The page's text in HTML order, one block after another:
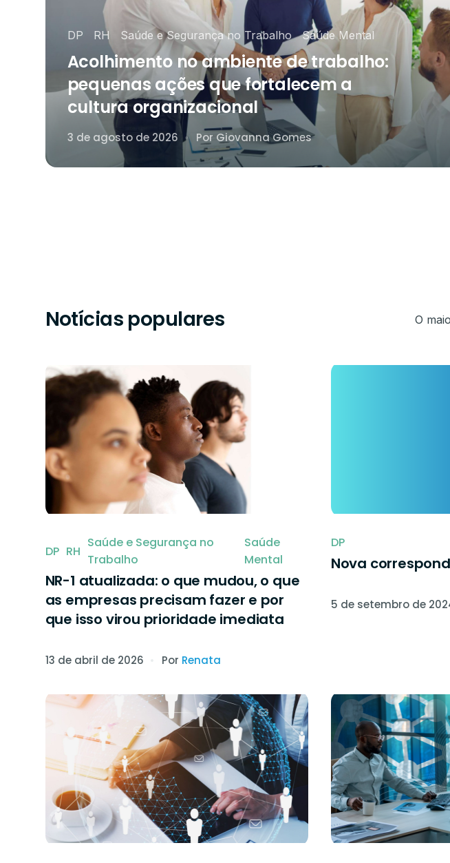
O próprio colaborador pode agendar o seu
exame médico na nossa rede de partners em
todo o Brasil.
DP RH Saúde e Segurança no Trabalho Saúde Mental
Acolhimento no ambiente de trabalho:
pequenas ações que fortalecem a
cultura organizacional
3 de agosto de 2026 Por Giovanna Gomes
Notícias populares O
DP RH
Saúde e Segurança no
Trabalho
Saúde
Mental
NR-1 atualizada: o que mudou, o que
as empresas precisam fazer e por
que isso virou prioridade imediata
13 de abril de 2026 Por Renata
DP
Nova
5 de setembro de